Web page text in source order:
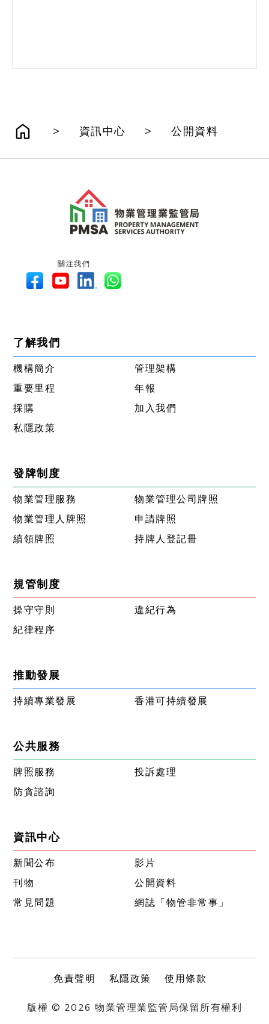
> 資訊中心 > 公開資料
關注我們
了解我們
機構簡介
管理架構
重要里程
年報
採購
加入我們
私隱政策
發牌制度
物業管理服務
物業管理公司牌照
物業管理人牌照
申請牌照
續領牌照
持牌人登記冊
規管制度
操守守則
違紀行為
紀律程序
推動發展
持續專業發展 香港可持續發展
公共服務
牌照服務
投訴處理
防貪諮詢
資訊中心
新聞公布
影片
刊物
公開資料
常見問題
網誌「物管非常事」
免責聲明 私隱政策 使用條款
版權 © 2026 物業管理業監管局保留所有權利